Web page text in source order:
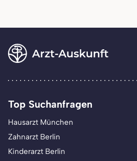
Top Suchanfragen
Hausarzt München
Zahnarzt Berlin
Kinderarzt Berlin